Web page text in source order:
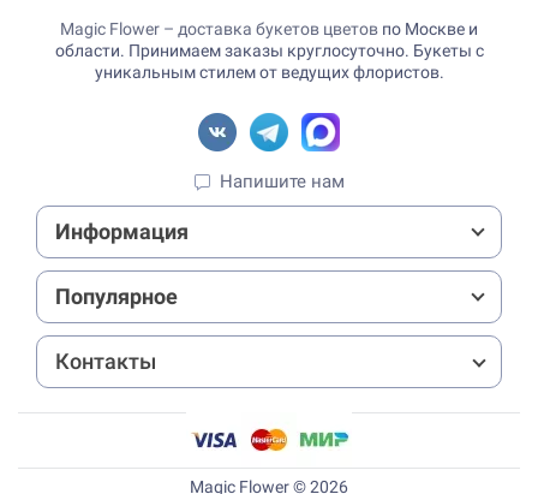
Magic Flower – доставка букетов цветов по Москве и
области. Принимаем заказы круглосуточно. Букеты с
уникальным стилем от ведущих флористов.
Напишите нам
Информация
Популярное
Контакты
Magic Flower © 2026